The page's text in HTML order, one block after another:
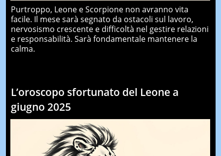
Purtroppo, Leone e Scorpione non avranno vita
facile. Il mese sarà segnato da ostacoli sul lavoro,
nervosismo crescente e difficoltà nel gestire relazioni
e responsabilità. Sarà fondamentale mantenere la
calma.
L’oroscopo sfortunato del Leone a
giugno 2025